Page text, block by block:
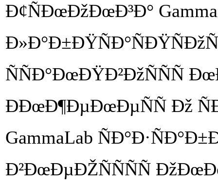
Ð¢ÑÐœÐžÐœÐ³Ð°
ÑÑÐ°ÐœÐŸÐ²ÐžÑÑÑ
ÐÐœÐ¶ÐµÐœÐµÑÑ Ðž
GammaLab
Ð²ÐœÐµÐŽÑÑÑÑ